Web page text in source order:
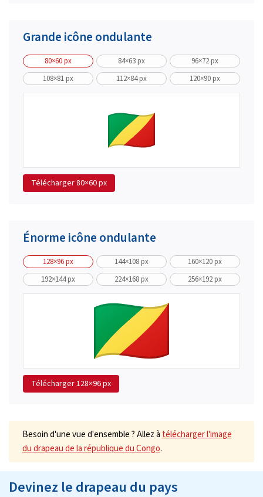
Grande icône ondulante
80×60 px 84×63 px
96×72 px
108×81 px
112×84 px 120×90 px
Télécharger80×60 px
Énorme icône ondulante
128×96 px 144×108 px
160×120 px
192×144 px
224×168 px 256×192 px
Télécharger128×96 px
Besoin d'une vue d'ensemble ? Allez à télécharger l'image
du drapeau de la république du Congo.
Devinez le drapeau du pays